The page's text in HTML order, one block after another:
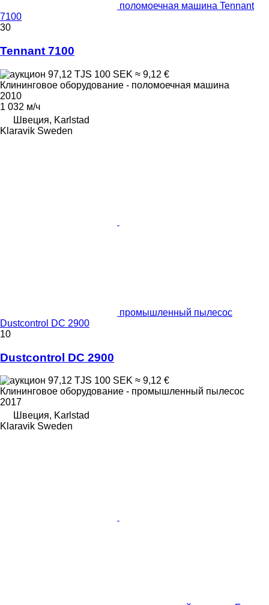
поломоечная машина Tennant
7100
30
Tennant 7100
97,12 TJS 100 SEK ≈ 9,12 €
Клининговое оборудование - поломоечная машина
2010
1 032 м/ч
Швеция, Karlstad
Klaravik Sweden
промышленный пылесос
Dustcontrol DC 2900
10
Dustcontrol DC 2900
97,12 TJS 100 SEK ≈ 9,12 €
Клининговое оборудование - промышленный пылесос
2017
Швеция, Karlstad
Klaravik Sweden